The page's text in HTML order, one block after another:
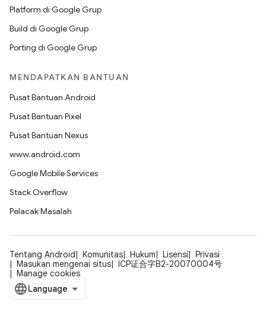
Platform di Google Grup
Build di Google Grup
Porting di Google Grup
MENDAPATKAN BANTUAN
Pusat Bantuan Android
Pusat Bantuan Pixel
Pusat Bantuan Nexus
www.android.com
Google Mobile Services
Stack Overflow
Pelacak Masalah
Tentang Android Komunitas Hukum Lisensi
Privasi
Masukan mengenai situs
ICP证合字B2-20070004号
Manage cookies